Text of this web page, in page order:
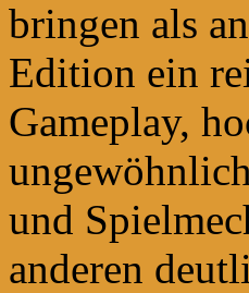
bringen als
Edition ein
Gameplay,
und
anderen